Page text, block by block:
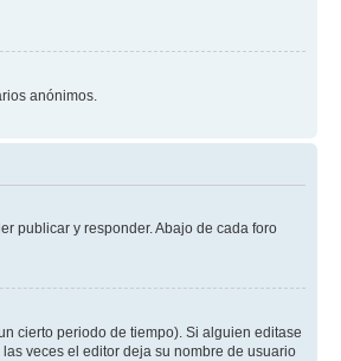
anónimos.
publicar y responder. Abajo de cada foro
cierto periodo de tiempo). Si alguien editase
veces el editor deja su nombre de usuario